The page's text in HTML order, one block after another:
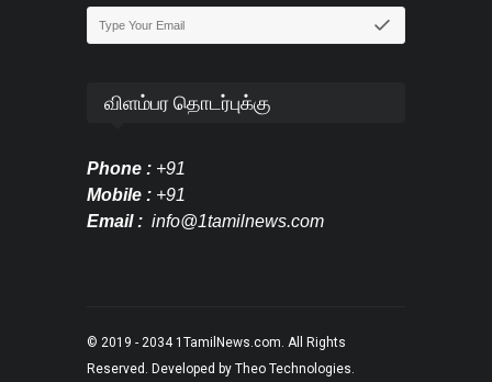
விளம்பர தொடர்புக்கு
Phone : +91
Mobile : +91
Email : info@1tamilnews.com
© 2019 - 2034 1TamilNews.com. All Rights
Reserved. Developed by Theo Technologies.